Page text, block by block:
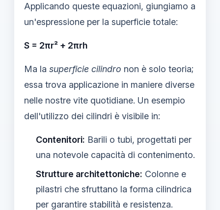
Applicando queste equazioni, giungiamo a
un'espressione per la superficie totale:
S = 2πr² + 2πrh
Ma la superficie cilindro non è solo teoria;
essa trova applicazione in maniere diverse
nelle nostre vite quotidiane. Un esempio
dell'utilizzo dei cilindri è visibile in:
Contenitori: Barili o tubi, progettati per
una notevole capacità di contenimento.
Strutture architettoniche: Colonne e
pilastri che sfruttano la forma cilindrica
per garantire stabilità e resistenza.